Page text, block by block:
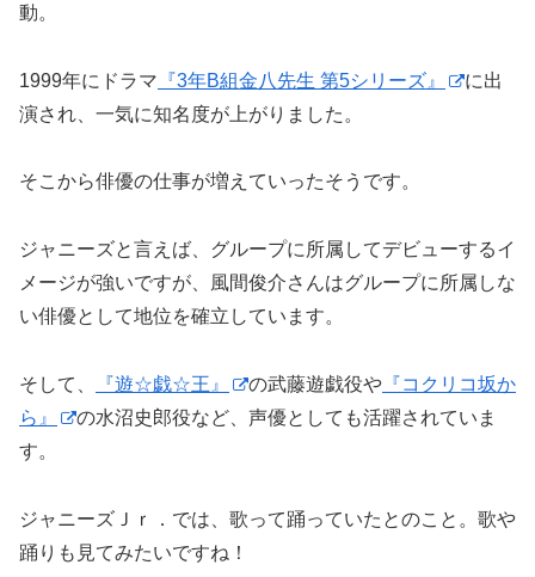
動。
1999年にドラマ 『3年B組金八先生 第5シリーズ』
に出
演され、一気に知名度が上がりました。
そこから俳優の仕事が増えていったそうです。
ジャニーズと言えば、グループに所属してデビューするイ
メージが強いですが、風間俊介さんはグループに所属しな
い俳優として地位を確立しています。
そして、 『遊☆戯☆王』 の武藤遊戯役や 『コクリコ坂か
ら』
の水沼史郎役など、声優としても活躍されていま
す。
ジャニーズＪｒ．では、歌って踊っていたとのこと。歌や
踊りも見てみたいですね！